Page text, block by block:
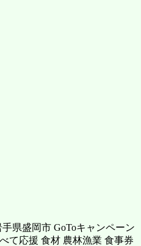
県盛岡市 GoToキャンペーン
て応援 食材 農林漁業 食事券